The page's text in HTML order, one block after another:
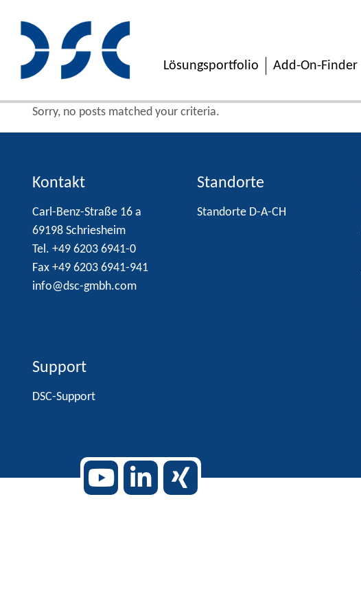
Lösungsportfolio Add-On-Finder
Sorry, no posts matched your criteria.
Kontakt
Carl-Benz-Straße 16 a
69198 Schriesheim
Tel. +49 6203 6941-0
Fax +49 6203 6941-941
info@dsc-gmbh.com
Standorte
Standorte D-A-CH
Support
DSC-Support